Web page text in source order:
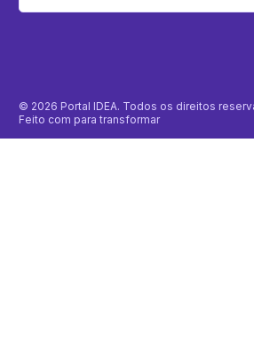
© 2026 Portal IDEA. Todos os direitos
Feito com para transformar